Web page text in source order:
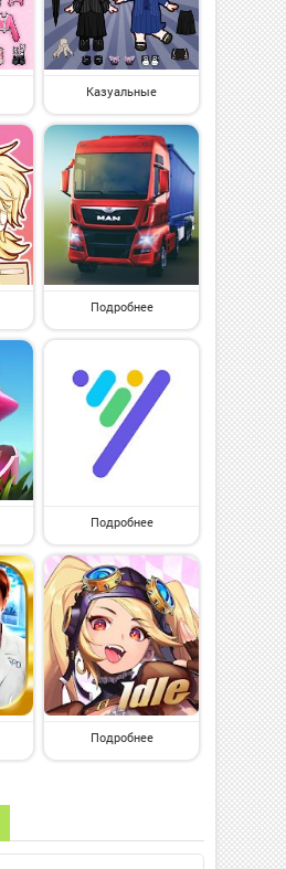
Казуальные
Подробнее
Подробнее
Подробнее